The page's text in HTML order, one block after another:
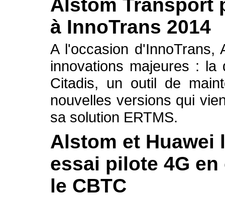
Alstom Transport
à InnoTrans 2014
A l'occasion d'InnoTrans,
innovations majeures :
Citadis, un outil de
nouvelles versions qui
sa solution ERTMS.
Alstom et Huawei
essai pilote 4G
le CBTC